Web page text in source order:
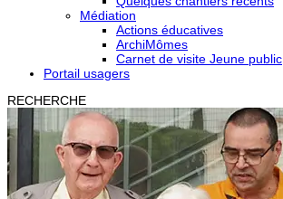
Médiation
Actions éducatives
ArchiMômes
Carnet de visite Jeune public
Portail usagers
RECHERCHE